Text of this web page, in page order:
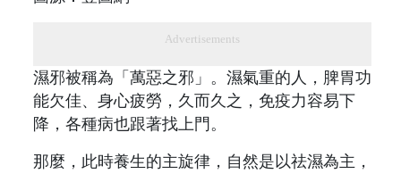
Advertisements
濕邪被稱為「萬惡之邪」。濕氣重的人，脾胃功
能欠佳、身心疲勞，久而久之，免疫力容易下
降，各種病也跟著找上門。
那麼，此時養生的主旋律，自然是以祛濕為主，